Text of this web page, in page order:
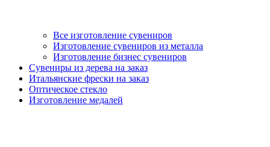
Все изготовление сувениров
Изготовление сувениров из металла
Изготовление бизнес сувениров
Сувениры из дерева на заказ
Итальянские фрески на заказ
Оптическое стекло
Изготовление медалей